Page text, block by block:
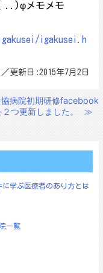
..)φメモメモ
igakusei.h
更新日:2015年7月2日
協病院初期研修facebook
２つ更新しました。
≫
学ぶ医療者のあり方とは
一覧